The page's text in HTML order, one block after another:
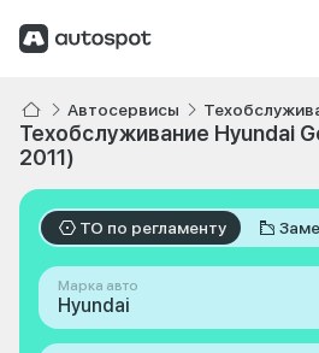
Автосервисы
Техобслуживание Hyundai
2011)
ТО по регламенту
Марка авто
Hyundai